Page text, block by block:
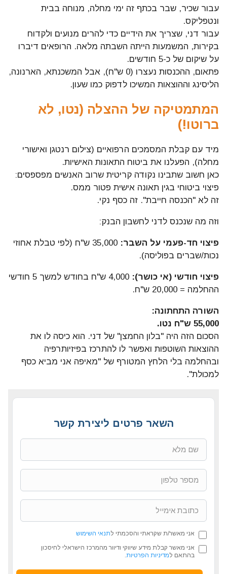
עבור שכיר, שבר בכתף זה ימי מחלה, מנוחה בבית
ונטפליקס.
עבור דני, שצריך את הידיים כדי להרים מנועים ולקדוח
בקירות, המשמעות הייתה השבתה מלאה. הרופאים דיברו
על שיקום של כ-5 חודשים.
פתאום, ההכנסות נעצרו (0 ש"ח), אבל המשכנתא, הארנונה,
הליסינג וההוצאות המשיכו לדפוק כמו שעון.
המתמטיקה של ההצלה (נטו, לא
ברוטו!)
מיד עם קבלת המסמכים הרפואיים (צילום רנטגן ואישורי
מחלה), הפעלנו את ביטוח התאונות האישיות.
כאן חשוב שתבינו נקודה קריטית שרוב האנשים מפספסים:
פיצוי ביטוחי בגין תאונה אישית פטור ממס.
זה לא "הכנסה חייבת". זה כסף נקי.
וזה מה שנכנס לדני לחשבון הבנק:
פיצוי חד-פעמי על השבר:
35,000 ש"ח (לפי טבלת אחוזי
נכות/שברים בפוליסה).
פיצוי חודשי (אי כושר):
4,000 ש"ח בחודש למשך 5 חודשי
ההחלמה = 20,000 ש"ח.
השורה התחתונה:
55,000 ש"ח נטו.
הסכום הזה היה "בלון החמצן" של דני. הוא כיסה לו את
ההוצאות השוטפות ואפשר לו להתרכז בפיזיותרפיה
ובהחלמה בלי הלחץ המטורף של "מאיפה אני מביא כסף
למכולת".
השאר פרטים ליצירת קשר
אני מאשר/ת שקראתי והסכמתי לתנאי השימוש
אני מאשר קבלת מידע שיווקי ודיוור מהמרכז הישראלי לחיסכון
בהתאם למדיניות הפרטיות